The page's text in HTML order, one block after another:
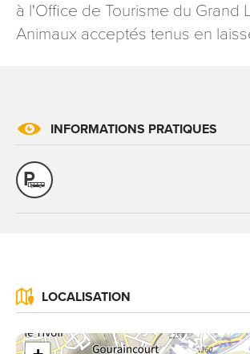
à l'Office de Tourisme du Grand
Animaux acceptés tenus en
INFORMATIONS PRATIQUES
LOCALISATION
signé accompagné de la copie d’un titre
l’adresse suivante : Meurthe & Moselle
esplanade Jacques-Baudot CO 90019 54035